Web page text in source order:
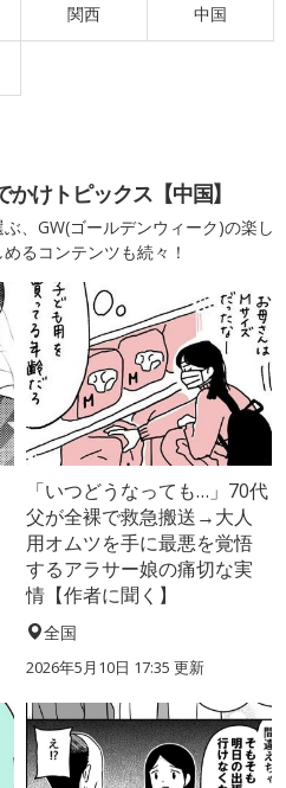
関西 中国
かけトピックス【中国】
、GW(ゴールデンウィーク)の楽し
るコンテンツも続々！
「いつどうなっても…」70代
父が全裸で救急搬送→大人
用オムツを手に最悪を覚悟
するアラサー娘の痛切な実
情【作者に聞く】
全国
2026年5月10日 17:35 更新